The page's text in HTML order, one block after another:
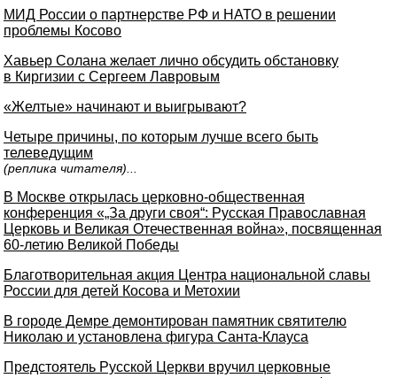
МИД России о партнерстве РФ и НАТО в решении
проблемы Косово
Хавьер Солана желает лично обсудить обстановку
в Киргизии с Сергеем Лавровым
«Желтые» начинают и выигрывают?
Четыре причины, по которым лучше всего быть
телеведущим
(реплика читателя)...
В Москве открылась церковно-общественная
конференция «„За други своя“: Русская Православная
Церковь и Великая Отечественная война», посвященная
60-летию Великой Победы
Благотворительная акция Центра национальной славы
России для детей Косова и Метохии
В городе Демре демонтирован памятник святителю
Николаю и установлена фигура Санта-Клауса
Предстоятель Русской Церкви вручил церковные